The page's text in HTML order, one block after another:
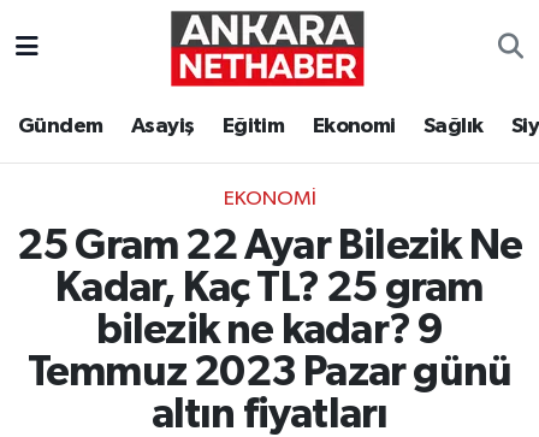
Gündem Asayiş Eğitim Ekonomi Sağlık
EKONOMI
25 Gram 22 Ayar Bilezik Ne
Kadar, Kaç TL? 25 gram
bilezik ne kadar? 9
Temmuz 2023 Pazar günü
altın fiyatları
Ekonomi
Gündem
Kim Kimdir Nereli
Ankara Hava Durumu
Tüm Manşetler
Son Dakika Haberleri
Haber Arşivi